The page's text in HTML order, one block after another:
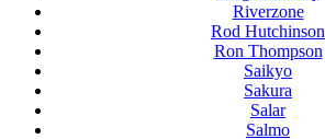
Riverzone
Rod Hutchinson
Ron Thompson
Saikyo
Sakura
Salar
Salmo